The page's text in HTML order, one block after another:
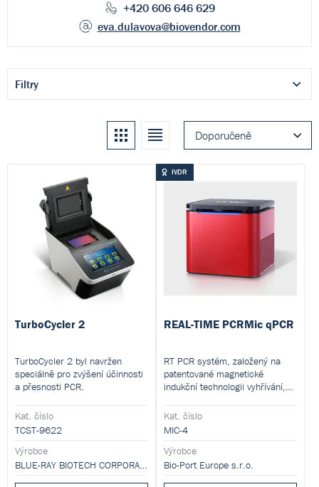
+420 606 646 629
eva.dulavova@biovendor.com
Filtry
Doporučeně
Kachle Seznam
TurboCycler 2
TurboCycler 2 byl navržen
speciálně pro zvýšení účinnosti
a přesnosti PCR.
Kat. číslo
TCST-9622
Výrobce
BLUE-RAY BIOTECH CORPORATION
IVDR
REAL-TIME PCRMic qPCR
RT PCR systém, založený na
patentované magnetické
indukční technologii vyhřívání,
35 cyklů/25 minut.
Kat. číslo
MIC-4
Výrobce
Bio-Port Europe s.r.o.